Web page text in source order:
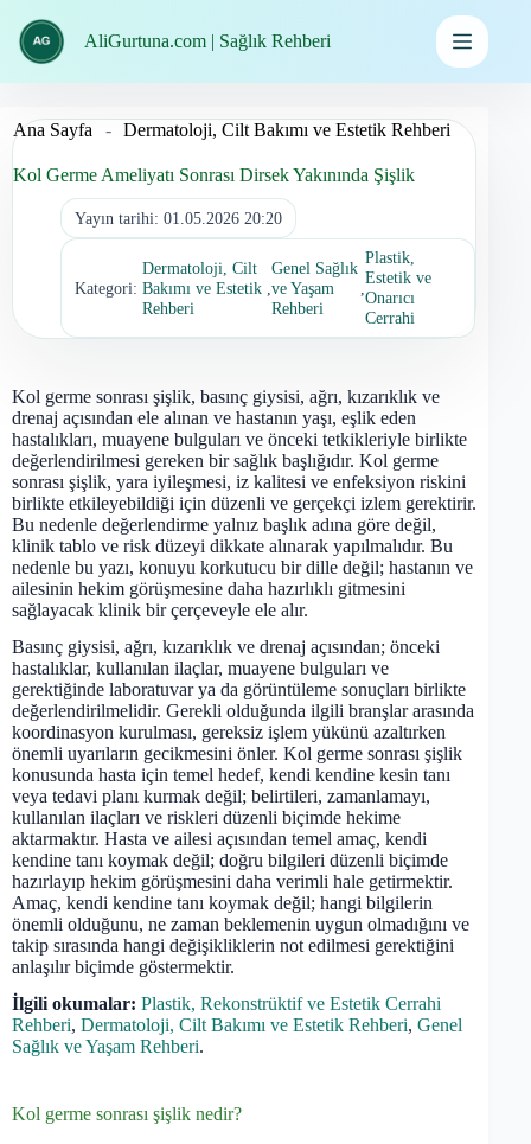
geç
AliGurtuna.com | Sağlık Rehberi
Ana Sayfa - Dermatoloji, Cilt Bakımı ve Estetik Rehberi
Kol Germe Ameliyatı Sonrası Dirsek Yakınında Şişlik
Yayın tarihi: 01.05.2026 20:20
Kategori:
Dermatoloji, Cilt
Bakımı ve Estetik
Rehberi
Genel Sağlık
ve Yaşam
Rehberi
Plastik,
Estetik ve
Onarıcı
Cerrahi
Kol germe sonrası şişlik, basınç giysisi, ağrı, kızarıklık ve
drenaj açısından ele alınan ve hastanın yaşı, eşlik eden
hastalıkları, muayene bulguları ve önceki tetkikleriyle birlikte
değerlendirilmesi gereken bir sağlık başlığıdır. Kol germe
sonrası şişlik, yara iyileşmesi, iz kalitesi ve enfeksiyon riskini
birlikte etkileyebildiği için düzenli ve gerçekçi izlem gerektirir.
Bu nedenle değerlendirme yalnız başlık adına göre değil,
klinik tablo ve risk düzeyi dikkate alınarak yapılmalıdır. Bu
nedenle bu yazı, konuyu korkutucu bir dille değil; hastanın ve
ailesinin hekim görüşmesine daha hazırlıklı gitmesini
sağlayacak klinik bir çerçeveyle ele alır.
Basınç giysisi, ağrı, kızarıklık ve drenaj açısından; önceki
hastalıklar, kullanılan ilaçlar, muayene bulguları ve
gerektiğinde laboratuvar ya da görüntüleme sonuçları birlikte
değerlendirilmelidir. Gerekli olduğunda ilgili branşlar arasında
koordinasyon kurulması, gereksiz işlem yükünü azaltırken
önemli uyarıların gecikmesini önler. Kol germe sonrası şişlik
konusunda hasta için temel hedef, kendi kendine kesin tanı
veya tedavi planı kurmak değil; belirtileri, zamanlamayı,
kullanılan ilaçları ve riskleri düzenli biçimde hekime
aktarmaktır. Hasta ve ailesi açısından temel amaç, kendi
kendine tanı koymak değil; doğru bilgileri düzenli biçimde
hazırlayıp hekim görüşmesini daha verimli hale getirmektir.
Amaç, kendi kendine tanı koymak değil; hangi bilgilerin
önemli olduğunu, ne zaman beklemenin uygun olmadığını ve
takip sırasında hangi değişikliklerin not edilmesi gerektiğini
anlaşılır biçimde göstermektir.
İlgili okumalar: Plastik, Rekonstrüktif ve Estetik Cerrahi
Rehberi, Dermatoloji, Cilt Bakımı ve Estetik Rehberi, Genel
Sağlık ve Yaşam Rehberi.
Kol germe sonrası şişlik nedir?